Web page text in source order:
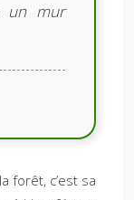
un mur
forêt, c’est sa